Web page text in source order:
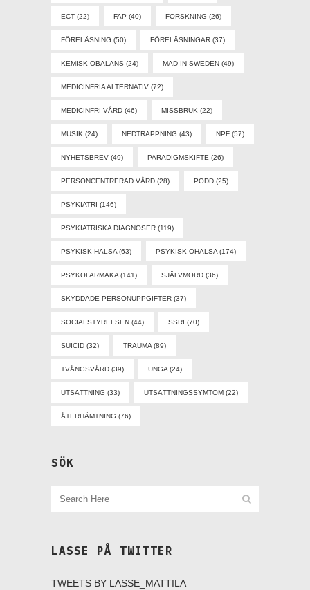
ECT (22) FAP (40) FORSKNING (26)
FÖRELÄSNING (50) FÖRELÄSNINGAR (37)
KEMISK OBALANS (24) MAD IN SWEDEN (49)
MEDICINFRIA ALTERNATIV (72)
MEDICINFRI VÅRD (46) MISSBRUK (22)
MUSIK (24) NEDTRAPPNING (43) NPF (57)
NYHETSBREV (49) PARADIGMSKIFTE (26)
PERSONCENTRERAD VÅRD (28) PODD (25)
PSYKIATRI (146)
PSYKIATRISKA DIAGNOSER (119)
PSYKISK HÄLSA(63) PSYKISK OHÄLSA(174)
PSYKOFARMAKA(141) SJÄLVMORD (36)
SKYDDADE PERSONUPPGIFTER (37)
SOCIALSTYRELSEN (44) SSRI (70)
SUICID (32) TRAUMA(89)
TVÅNGSVÅRD (39) UNGA(24)
UTSÄTTNING (33) UTSÄTTNINGSSYMTOM (22)
ÅTERHÄMTNING (76)
SÖK
LASSE PÅ TWITTER
TWEETS BY LASSE_MATTILA